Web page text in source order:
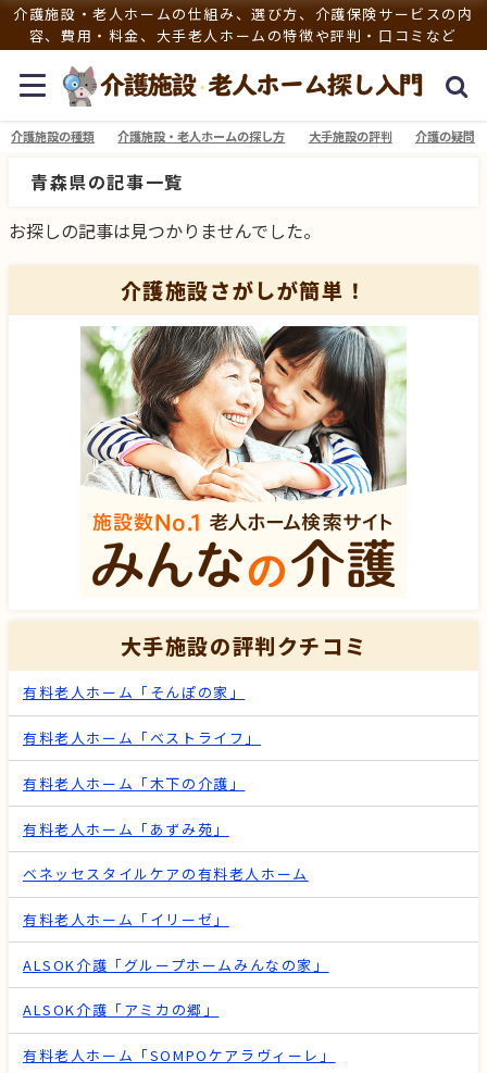
介護施設・老人ホームの仕組み、選び方、介護保険サービスの内
容、費用・料金、大手老人ホームの特徴や評判・口コミなど
介護施設の種類 介護施設・老人ホームの探し方 大手施設の評判 介護の疑問
青森県の記事一覧
お探しの記事は見つかりませんでした。
介護施設さがしが簡単！
大手施設の評判クチコミ
有料老人ホーム「そんぽの家」
有料老人ホーム「ベストライフ」
有料老人ホーム「木下の介護」
有料老人ホーム「あずみ苑」
ベネッセスタイルケアの有料老人ホーム
有料老人ホーム「イリーゼ」
ALSOK介護「グループホームみんなの家」
ALSOK介護「アミカの郷」
有料老人ホーム「SOMPOケアラヴィーレ」